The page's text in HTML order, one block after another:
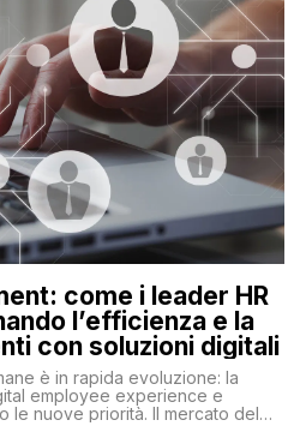
come i leader HR
l’efficienza e la
con soluzioni digitali
è in rapida evoluzione: la
employee experience e
le nuove priorità. Il mercato del
più competitivo con una lotta